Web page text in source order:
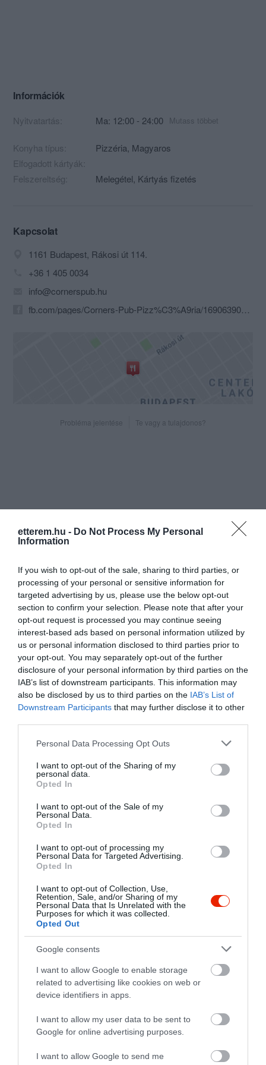
etterem.hu - Do Not Process My Personal
Information
If you wish to opt-out of the sale, sharing to third parties, or
processing of your personal or sensitive information for
targeted advertising by us, please use the below opt-out
section to confirm your selection. Please note that after your
opt-out request is processed you may continue seeing
interest-based ads based on personal information utilized by
us or personal information disclosed to third parties prior to
your opt-out. You may separately opt-out of the further
disclosure of your personal information by third parties on the
IAB’s list of downstream participants. This information may
also be disclosed by us to third parties on the IAB’s List of
Downstream Participants that may further disclose it to other
Please note that this website/app uses one or more Google
not limited to your visit or usage behaviour. You may click to
grant or deny consent to Google and its third-party tags to
use your data for below specified purposes in below Google
consent section.
Personal Data Processing Opt Outs
I want to opt-out of the Sharing of my
personal data.
Opted In
I want to opt-out of the Sale of my
Personal Data.
Opted In
I want to opt-out of processing my
Personal Data for Targeted Advertising.
Opted In
I want to opt-out of Collection, Use,
Retention, Sale, and/or Sharing of my
Personal Data that Is Unrelated with the
Purposes for which it was collected.
Opted Out
Google consents
I want to allow Google to enable storage
related to advertising like cookies on web or
device identifiers in apps.
I want to allow my user data to be sent to
Google for online advertising purposes.
I want to allow Google to send me
Információk
Nyitvatartás: Ma: 12:00 - 24:00 Mutass többet
Konyha típus: Pizzéria, Magyaros
Elfogadott kártyák:
Felszereltség:
Melegétel, Kártyás fizetés
Kapcsolat
1161 Budapest, Rákosi út 114.
+36 1 405 0034
info@cornerspub.hu
fb.com/pages/Corners-Pub-Pizz%C3%A9ria/169063903110071?sk=info
Probléma jelentése Te vagy a tulajdonos?
Értékelések Értékeld Te is
4.7
Összesen 7
6
3 1
1 0
Beatrix Nyulassy
2018. Július 26.
szeletett az étlapon van még ?
Jelentés
g...@freemail.hu
2012. Május 6.
Számomra törzshelynek
számít, gyakran étkezem a
fennséges pizzákon kívül sok
más egyéb ételt is nagy
gonddal készítenek, a